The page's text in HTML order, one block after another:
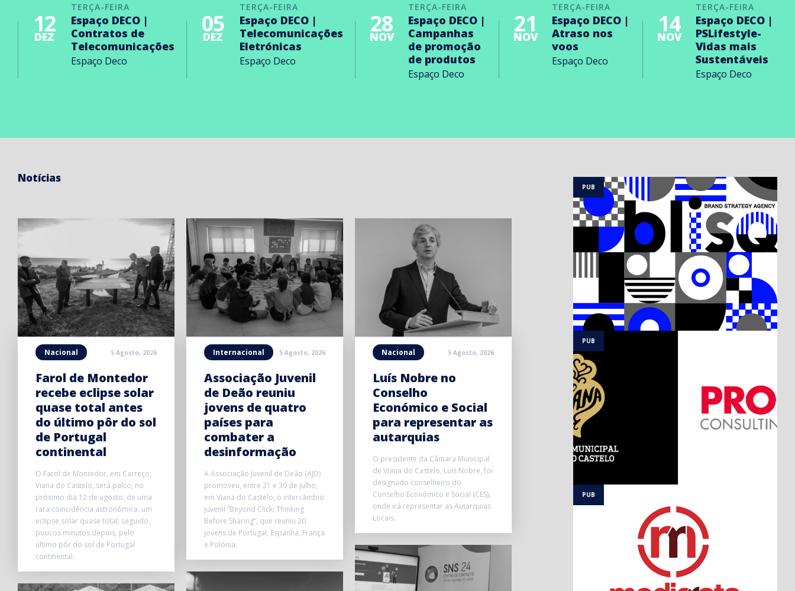
TERÇA-FEIRA
12
DEZ
Espaço DECO |
Contratos de
Telecomunicações
Espaço Deco
TERÇA-FEIRA
05
DEZ
Espaço DECO |
Telecomunicações
Eletrónicas
Espaço Deco
TERÇA-FEIRA
28
NOV
Espaço DECO |
Campanhas
de promoção
de produtos
Espaço Deco
TERÇA-FEIRA
21
NOV
Espaço DECO |
Atraso nos
voos
Espaço Deco
TERÇA-FEIRA
14
NOV
Espaço DECO |
PSLifestyle-
Vidas mais
Sustentáveis
Espaço Deco
Notícias
Nacional 5 Agosto, 2026
Farol de Montedor
recebe eclipse solar
quase total antes
do último pôr do sol
de Portugal
continental
O Farol de Montedor, em Carreço,
Viana do Castelo, será palco, no
próximo dia 12 de agosto, de uma
rara coincidência astronómica: um
eclipse solar quase total, seguido,
poucos minutos depois, pelo
último pôr do sol de Portugal
continental.
Internacional 5 Agosto, 2026
Associação Juvenil
de Deão reuniu
jovens de quatro
países para
combater a
desinformação
A Associação Juvenil de Deão (AJD)
promoveu, entre 21 e 30 de julho,
em Viana do Castelo, o intercâmbio
juvenil “Beyond Click: Thinking
Before Sharing”, que reuniu 20
jovens de Portugal, Espanha, França
e Polónia.
Nacional 5 Agosto, 2026
Luís Nobre no
Conselho
Económico e Social
para representar as
autarquias
O presidente da Câmara Municipal
de Viana do Castelo, Luís Nobre, foi
designado conselheiro do
Conselho Económico e Social (CES),
onde irá representar as Autarquias
Locais.